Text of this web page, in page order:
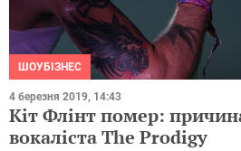
ШОУБІЗНЕС
4 березня 2019, 14:43
Кіт Флінт помер:
вокаліста The Prodigy